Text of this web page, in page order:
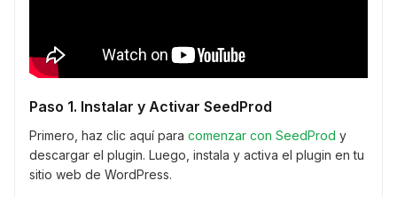
Paso 1. Instalar y Activar SeedProd
Primero, haz clic aquí para comenzar con SeedProd y
descargar el plugin. Luego, instala y activa el plugin en tu
sitio web de WordPress.